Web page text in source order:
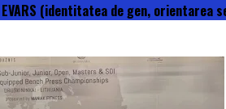
(identitatea de gen, orientarea